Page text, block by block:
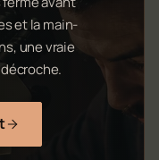
et la main-
une vraie